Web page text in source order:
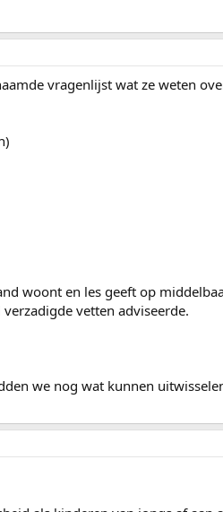
vragenlijst wat ze weten
woont en les geeft op
vetten adviseerde.
we nog wat kunnen